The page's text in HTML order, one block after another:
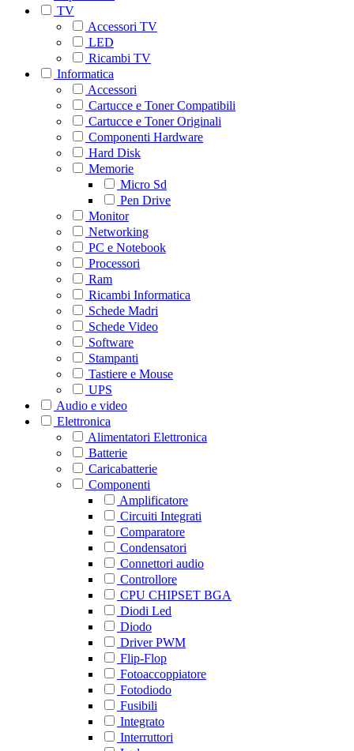
TV
Accessori TV
LED
Ricambi TV
Informatica
Accessori
Cartucce e Toner Compatibili
Cartucce e Toner Originali
Componenti Hardware
Hard Disk
Memorie
Micro Sd
Pen Drive
Monitor
Networking
PC e Notebook
Processori
Ram
Ricambi Informatica
Schede Madri
Schede Video
Software
Stampanti
Tastiere e Mouse
UPS
Audio e video
Elettronica
Alimentatori Elettronica
Batterie
Caricabatterie
Componenti
Amplificatore
Circuiti Integrati
Comparatore
Condensatori
Connettori audio
Controllore
CPU CHIPSET BGA
Diodi Led
Diodo
Driver PWM
Flip-Flop
Fotoaccoppiatore
Fotodiodo
Fusibili
Integrato
Interruttori